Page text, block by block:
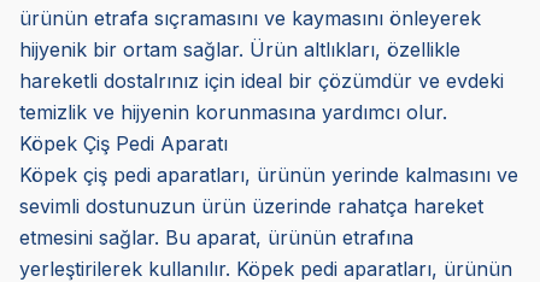
ürünün etrafa sıçramasını ve kaymasını önleyerek
hijyenik bir ortam sağlar. Ürün altlıkları, özellikle
hareketli dostalrınız için ideal bir çözümdür ve evdeki
temizlik ve hijyenin korunmasına yardımcı olur.
Köpek Çiş Pedi Aparatı
Köpek çiş pedi aparatları, ürünün yerinde kalmasını ve
sevimli dostunuzun ürün üzerinde rahatça hareket
etmesini sağlar. Bu aparat, ürünün etrafına
yerleştirilerek kullanılır. Köpek pedi aparatları, ürünün